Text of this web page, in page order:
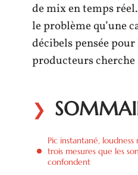
de mix en temps
le problème qu’une
décibels pensée pour
producteurs cherche
Pic instantané,
trois mesures que les
confondent